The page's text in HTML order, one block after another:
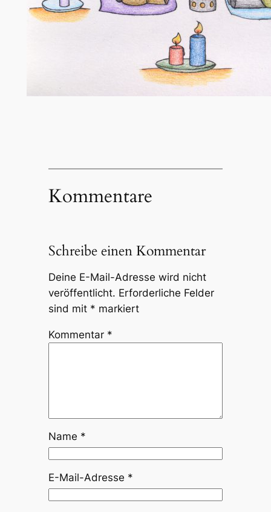
Kommentare
Schreibe einen Kommentar
Deine E-Mail-Adresse wird nicht
veröffentlicht. Erforderliche Felder
sind mit * markiert
Kommentar *
Name *
E-Mail-Adresse *